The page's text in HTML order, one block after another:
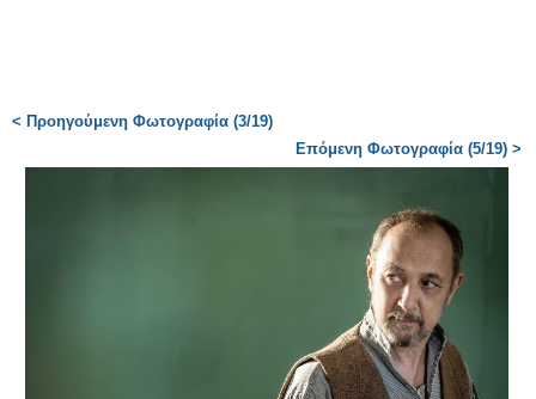
< Προηγούμενη Φωτογραφία (3/19)
Επόμενη Φωτογραφία (5/19) >